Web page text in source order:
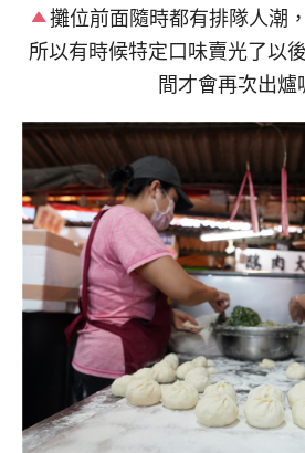
攤位前面隨時都有排隊人潮
所以有時候特定口味賣光了以
間才會再次出爐